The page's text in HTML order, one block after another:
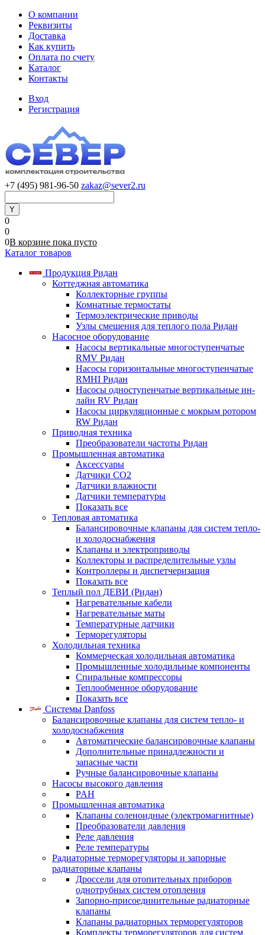
О компании
Реквизиты
Доставка
Как купить
Оплата по счету
Каталог
Контакты
Вход
Регистрация
+7 (495) 981-96-50 zakaz@sever2.ru
0
0
0В корзине пока пусто
Каталог товаров
Продукция Ридан
Коттеджная автоматика
Коллекторные группы
Комнатные термостаты
Термоэлектрические приводы
Узлы смешения для теплого пола Ридан
Насосное оборудование
Насосы вертикальные многоступенчатые
RMV Ридан
Насосы горизонтальные многоступенчатые
RMHI Ридан
Насосы одноступенчатые вертикальные ин-
лайн RV Ридан
Насосы циркуляционные с мокрым ротором
RW Ридан
Приводная техника
Преобразователи частоты Ридан
Промышленная автоматика
Аксессуары
Датчики CO2
Датчики влажности
Датчики температуры
Показать все
Тепловая автоматика
Балансировочные клапаны для систем тепло-
и холодоснабжения
Клапаны и электроприводы
Коллекторы и распределительные узлы
Контроллеры и диспетчеризация
Показать все
Теплый пол ДЕВИ (Ридан)
Нагревательные кабели
Нагревательные маты
Температурные датчики
Терморегуляторы
Холодильная техника
Коммерческая холодильная автоматика
Промышленные холодильные компоненты
Спиральные компрессоры
Теплообменное оборудование
Показать все
Системы Danfoss
Балансировочные клапаны для систем тепло- и
холодоснабжения
Автоматические балансировочные клапаны
Дополнительные принадлежности и
запасные части
Ручные балансировочные клапаны
Насосы высокого давления
PAH
Промышленная автоматика
Клапаны соленоидные (электромагнитные)
Преобразователи давления
Реле давления
Реле температуры
Радиаторные терморегуляторы и запорные
радиаторные клапаны
Дроссели для отопительных приборов
однотрубных систем отопления
Запорно-присоединительные радиаторные
клапаны
Клапаны радиаторных терморегуляторов
Комплекты терморегуляторов для систем